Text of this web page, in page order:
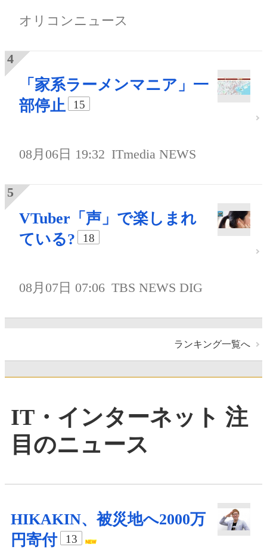
オリコンニュース
「家系ラーメンマニア」一
部停止
15
08月06日 19:32 ITmedia NEWS
VTuber「声」で楽しまれ
ている?
18
08月07日 07:06 TBS NEWS DIG
ランキング一覧へ
IT・インターネット 注
目のニュース
HIKAKIN、被災地へ2000万
円寄付
13